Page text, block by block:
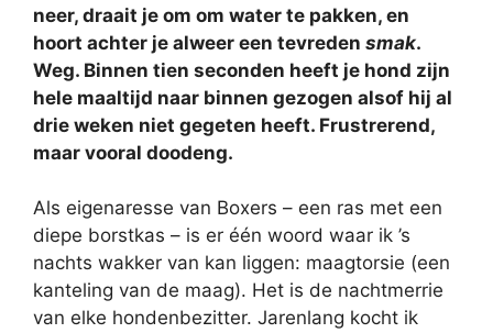
neer, draait je om om water te pakken, en
hoort achter je alweer een tevreden smak.
Weg. Binnen tien seconden heeft je hond zijn
hele maaltijd naar binnen gezogen alsof hij al
drie weken niet gegeten heeft. Frustrerend,
maar vooral doodeng.
Als eigenaresse van Boxers – een ras met een
diepe borstkas – is er één woord waar ik ’s
nachts wakker van kan liggen: maagtorsie (een
kanteling van de maag). Het is de nachtmerrie
van elke hondenbezitter. Jarenlang kocht ik